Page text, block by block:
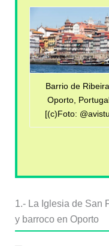
Barrio de Ribeira,
Oporto,
[(c)Foto:
1.- La Iglesia de San
y barroco en Oporto